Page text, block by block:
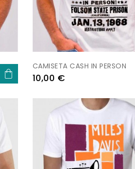
CAMISETA CASH IN PERSON
Preu
10,00 €